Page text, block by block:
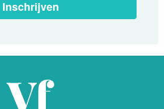
Inschrijven